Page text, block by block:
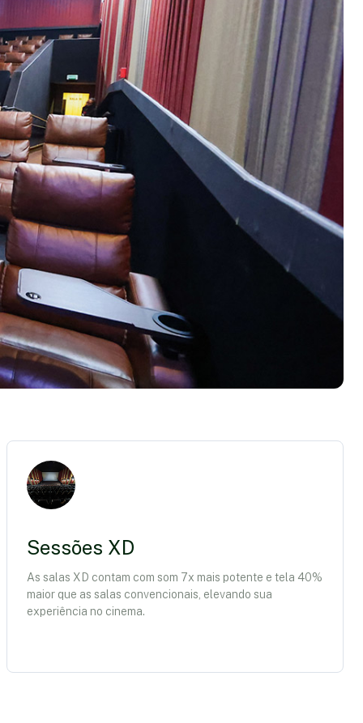
Sessões XD
As salas XD contam com som 7x mais potente e tela 40%
maior que as salas convencionais, elevando sua
experiência no cinema.